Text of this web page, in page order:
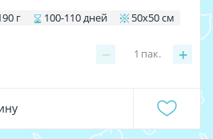
г 100-110 дней 50х50 см
− +
1 пак.